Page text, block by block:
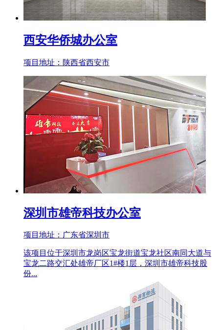
西安华侨城办公室
项目地址：陕西省西安市
深圳市雄帝科技办公室
项目地址：广东省深圳市
该项目位于深圳市龙岗区宝龙街道宝龙社区南同大道与
宝龙二路交汇处雄帝厂区1#楼1层，深圳市雄帝科技股
份...